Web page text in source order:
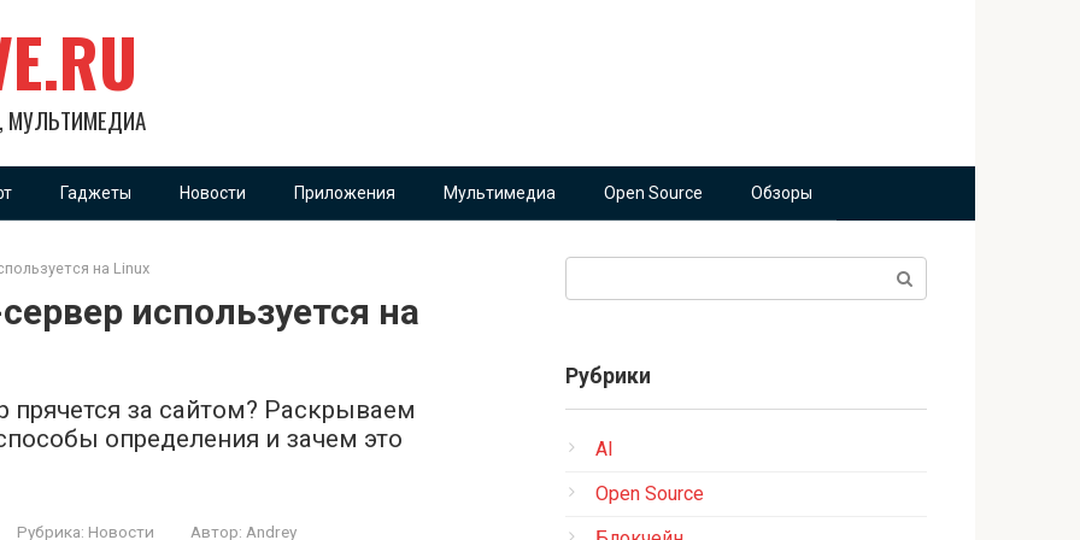
МУЛЬТИМЕДИА
Гаджеты Новости Приложения Мультимедиа Open Source Обзоры
на Linux
используется на
прячется за сайтом? Раскрываем
определения и зачем это
Рубрика: Новости Автор: Andrey
Рубрики
AI
Open Source